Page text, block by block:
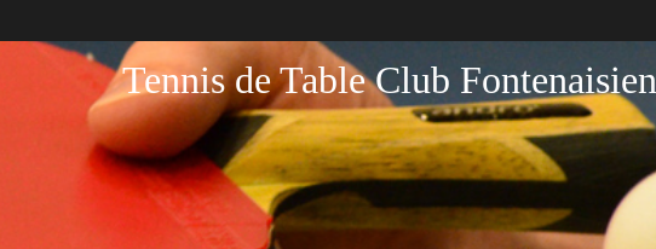
Tennis de Table Club Fontenaisien